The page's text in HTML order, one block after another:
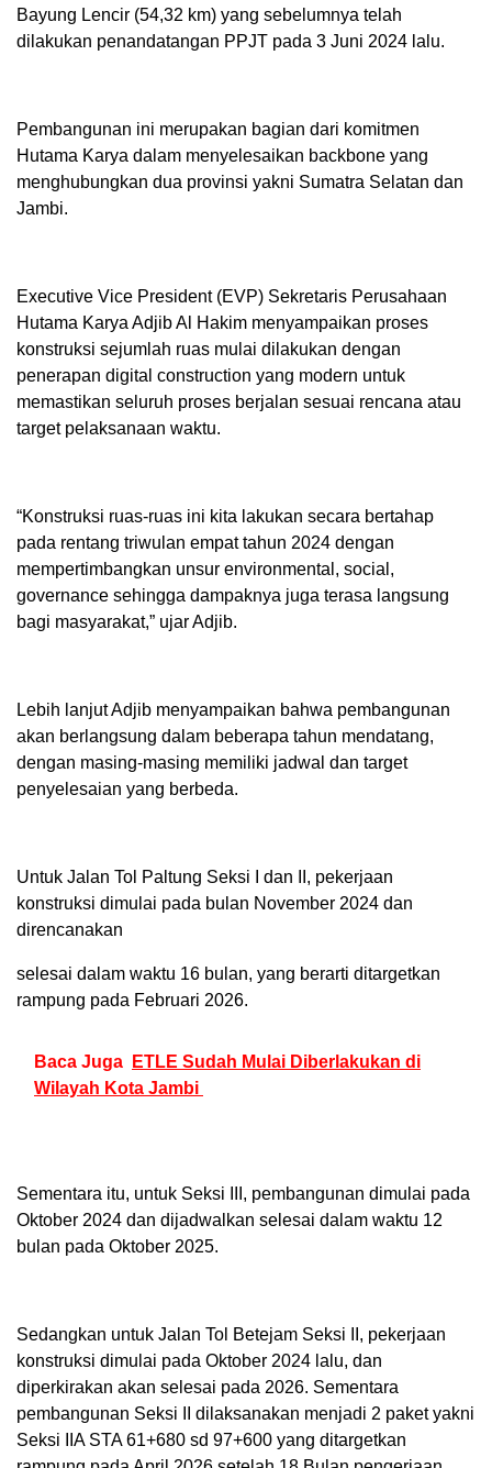
Bayung Lencir (54,32 km) yang sebelumnya telah
dilakukan penandatangan PPJT pada 3 Juni 2024 lalu.
Pembangunan ini merupakan bagian dari komitmen
Hutama Karya dalam menyelesaikan backbone yang
menghubungkan dua provinsi yakni Sumatra Selatan dan
Jambi.
Executive Vice President (EVP) Sekretaris Perusahaan
Hutama Karya Adjib Al Hakim menyampaikan proses
konstruksi sejumlah ruas mulai dilakukan dengan
penerapan digital construction yang modern untuk
memastikan seluruh proses berjalan sesuai rencana atau
target pelaksanaan waktu.
“Konstruksi ruas-ruas ini kita lakukan secara bertahap
pada rentang triwulan empat tahun 2024 dengan
mempertimbangkan unsur environmental, social,
governance sehingga dampaknya juga terasa langsung
bagi masyarakat,” ujar Adjib.
Lebih lanjut Adjib menyampaikan bahwa pembangunan
akan berlangsung dalam beberapa tahun mendatang,
dengan masing-masing memiliki jadwal dan target
penyelesaian yang berbeda.
Untuk Jalan Tol Paltung Seksi I dan II, pekerjaan
konstruksi dimulai pada bulan November 2024 dan
direncanakan
selesai dalam waktu 16 bulan, yang berarti ditargetkan
rampung pada Februari 2026.
Baca Juga
ETLE Sudah Mulai Diberlakukan di
Wilayah Kota Jambi
Sementara itu, untuk Seksi III, pembangunan dimulai pada
Oktober 2024 dan dijadwalkan selesai dalam waktu 12
bulan pada Oktober 2025.
Sedangkan untuk Jalan Tol Betejam Seksi II, pekerjaan
konstruksi dimulai pada Oktober 2024 lalu, dan
diperkirakan akan selesai pada 2026. Sementara
pembangunan Seksi II dilaksanakan menjadi 2 paket yakni
Seksi IIA STA 61+680 sd 97+600 yang ditargetkan